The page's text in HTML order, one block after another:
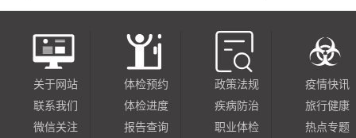
关于网站
联系我们
微信关注
体检预约
体检进度
报告查询
政策法规
疾病防治
职业体检
疫情快讯
旅行健康
热点专题